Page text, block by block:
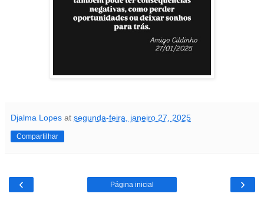
Djalma Lopes at segunda-feira, janeiro 27, 2025
Compartilhar
‹ ›
Página inicial